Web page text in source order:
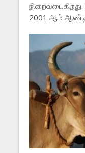
2001 ஆம்